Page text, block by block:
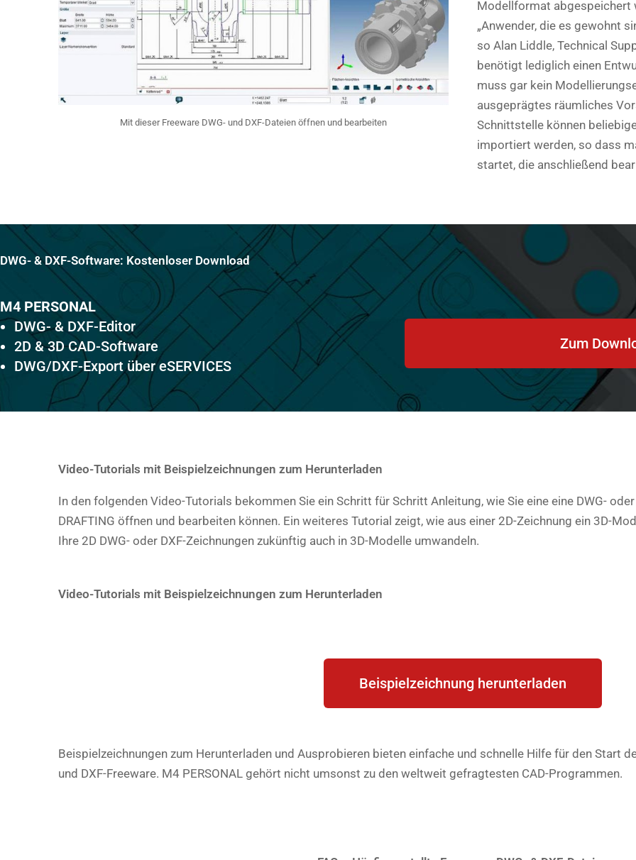
Mit dieser Freeware DWG- und DXF-Dateien öffnen und bearbeiten
Modellformat abgespeichert
„Anwender, die es gewohnt
so Alan Liddle, Technical
benötigt lediglich einen
muss gar kein
ausgeprägtes räumliches
Schnittstelle können
importiert werden, so dass
startet, die anschließend
DWG- & DXF-Software: Kostenloser Download
M4 PERSONAL
DWG- & DXF-Editor
2D & 3D CAD-Software
DWG/DXF-Export über eSERVICES
Zum
Video-Tutorials mit Beispielzeichnungen zum Herunterladen
In den folgenden Video-Tutorials bekommen Sie ein Schritt für Schritt Anleitung, wie Sie eine eine DWG-
DRAFTING öffnen und bearbeiten können. Ein weiteres Tutorial zeigt, wie aus einer 2D-Zeichnung ein 3D-
Ihre 2D DWG- oder DXF-Zeichnungen zukünftig auch in 3D-Modelle umwandeln.
Video-Tutorials mit Beispielzeichnungen zum Herunterladen
Beispielzeichnung herunterladen
Beispielzeichnungen zum Herunterladen und Ausprobieren bieten einfache und schnelle Hilfe für den Start
und DXF-Freeware. M4 PERSONAL gehört nicht umsonst zu den weltweit gefragtesten CAD-Programmen.